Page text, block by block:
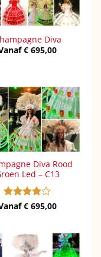
Diva
€ 695,00
Diva Rood
Led – C13
Gewaardeerd
€ 695,00